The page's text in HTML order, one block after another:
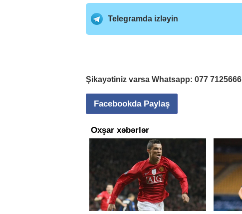
Telegramda izləyin
Şikayətiniz varsa Whatsapp: 077 7125666
Facebookda Paylaş
Oxşar xəbərlər